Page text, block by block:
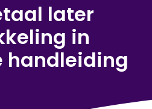
later
in
handleiding